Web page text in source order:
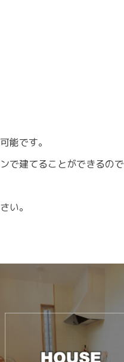
能です。
で建てることができるの
い。